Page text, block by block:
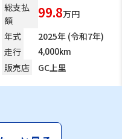
総支払
額
99.8万円
年式
2025年 (令和7年)
走行
4,000km
販売店 GC上里